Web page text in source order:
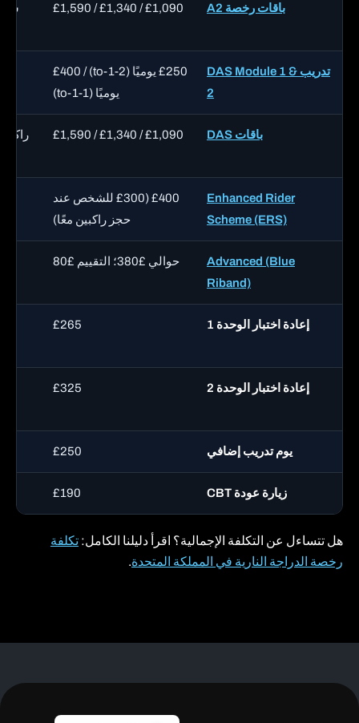
باقات رخصة A2 £1,090 / £1,340 / £1,590
تدريب DAS Module 1 &
2
£250 يوميًا (2-to-1) / £400
يوميًا (1-to-1)
باقات DAS £1,090 / £1,340 / £1,590
Enhanced Rider
Scheme (ERS)
£400 (£300 للشخص عند
حجز راكبين معًا)
Advanced (Blue
Riband)
حوالي £380؛ التقييم £80
إعادة اختبار الوحدة 1 £265
إعادة اختبار الوحدة 2 £325
يوم تدريب إضافي £250
زيارة عودة CBT £190
هل تتساءل عن التكلفة الإجمالية؟ اقرأ دليلنا الكامل: تكلفة
رخصة الدراجة النارية في المملكة المتحدة.